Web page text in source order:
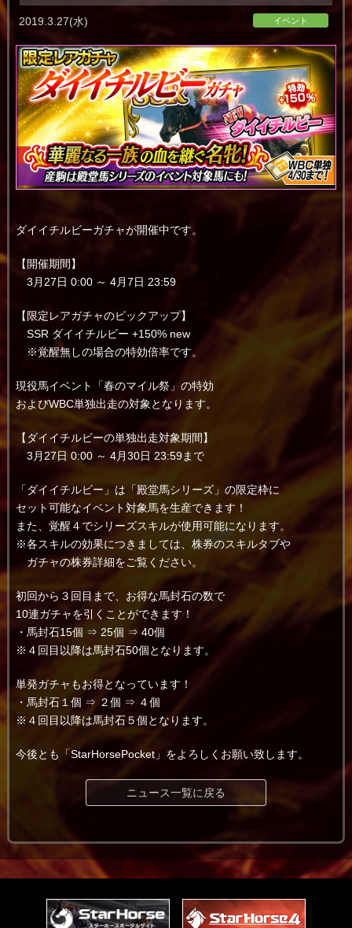
イベント
2019.3.27(水)
ダイイチルビーガチャが開催中です。
【開催期間】
3月27日 0:00 ～ 4月7日 23:59
【限定レアガチャのピックアップ】
SSR ダイイチルビー +150% new
※覚醒無しの場合の特効倍率です。
現役馬イベント「春のマイル祭」の特効
およびWBC単独出走の対象となります。
【ダイイチルビーの単独出走対象期間】
3月27日 0:00 ～ 4月30日 23:59まで
「ダイイチルビー」は「殿堂馬シリーズ」の限定枠に
セット可能なイベント対象馬を生産できます！
また、覚醒４でシリーズスキルが使用可能になります。
※各スキルの効果につきましては、株券のスキルタブや
ガチャの株券詳細をご覧ください。
初回から３回目まで、お得な馬封石の数で
10連ガチャを引くことができます！
・馬封石15個 ⇒ 25個 ⇒ 40個
※４回目以降は馬封石50個となります。
単発ガチャもお得となっています！
・馬封石１個 ⇒ ２個 ⇒ ４個
※４回目以降は馬封石５個となります。
今後とも「StarHorsePocket」をよろしくお願い致します。
ニュース一覧に戻る